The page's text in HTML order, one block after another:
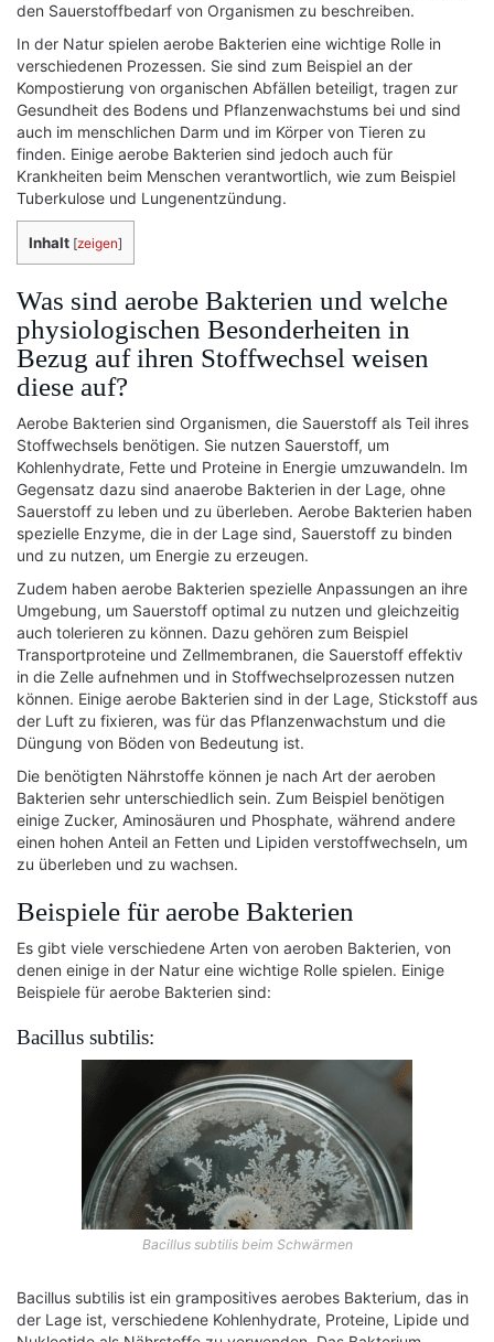
den Sauerstoffbedarf von Organismen zu beschreiben.
In der Natur spielen aerobe Bakterien eine wichtige Rolle in
verschiedenen Prozessen. Sie sind zum Beispiel an der
Kompostierung von organischen Abfällen beteiligt, tragen zur
Gesundheit des Bodens und Pflanzenwachstums bei und sind
auch im menschlichen Darm und im Körper von Tieren zu
finden. Einige aerobe Bakterien sind jedoch auch für
Krankheiten beim Menschen verantwortlich, wie zum Beispiel
Tuberkulose und Lungenentzündung.
Inhalt [zeigen]
Was sind aerobe Bakterien und welche
physiologischen Besonderheiten in
Bezug auf ihren Stoffwechsel weisen
diese auf?
Aerobe Bakterien sind Organismen, die Sauerstoff als Teil ihres
Stoffwechsels benötigen. Sie nutzen Sauerstoff, um
Kohlenhydrate, Fette und Proteine in Energie umzuwandeln. Im
Gegensatz dazu sind anaerobe Bakterien in der Lage, ohne
Sauerstoff zu leben und zu überleben. Aerobe Bakterien haben
spezielle Enzyme, die in der Lage sind, Sauerstoff zu binden
und zu nutzen, um Energie zu erzeugen.
Zudem haben aerobe Bakterien spezielle Anpassungen an ihre
Umgebung, um Sauerstoff optimal zu nutzen und gleichzeitig
auch tolerieren zu können. Dazu gehören zum Beispiel
Transportproteine und Zellmembranen, die Sauerstoff effektiv
in die Zelle aufnehmen und in Stoffwechselprozessen nutzen
können. Einige aerobe Bakterien sind in der Lage, Stickstoff aus
der Luft zu fixieren, was für das Pflanzenwachstum und die
Düngung von Böden von Bedeutung ist.
Die benötigten Nährstoffe können je nach Art der aeroben
Bakterien sehr unterschiedlich sein. Zum Beispiel benötigen
einige Zucker, Aminosäuren und Phosphate, während andere
einen hohen Anteil an Fetten und Lipiden verstoffwechseln, um
zu überleben und zu wachsen.
Beispiele für aerobe Bakterien
Es gibt viele verschiedene Arten von aeroben Bakterien, von
denen einige in der Natur eine wichtige Rolle spielen. Einige
Beispiele für aerobe Bakterien sind:
Bacillus subtilis:
Bacillus subtilis beim Schwärmen
Bacillus subtilis ist ein grampositives aerobes Bakterium, das in
der Lage ist, verschiedene Kohlenhydrate, Proteine, Lipide und